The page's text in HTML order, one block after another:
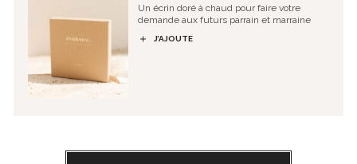
Un écrin doré à chaud pour faire votre
demande aux futurs parrain et marraine
J’AJOUTE